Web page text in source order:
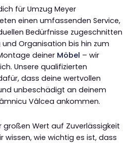
für Umzug Meyer
einen umfassenden Service,
Bedürfnisse zugeschnitten
und Organisation bis hin zum
deiner Möbel – wir
Unsere qualifizierten
dass deine wertvollen
unbeschädigt an deinem
Vâlcea ankommen.
großen Wert auf Zuverlässigkeit
wissen, wie wichtig es ist, dass